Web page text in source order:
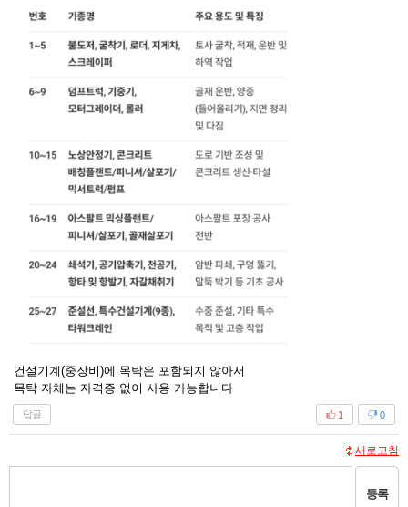
건설기계(중장비)에 목탁은 포함되지 않아서
목탁 자체는 자격증 없이 사용 가능합니다
답글 0
1
새로고침
등록